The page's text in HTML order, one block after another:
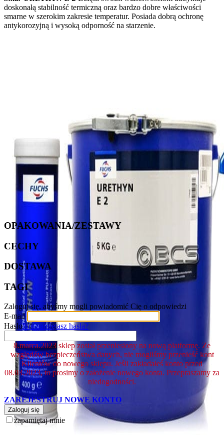
doskonałą stabilność termiczną oraz bardzo dobre właściwości
smarne w szerokim zakresie temperatur. Posiada dobrą ochronę
antykorozyjną i wysoką odporność na starzenie.
OPAKOWANIA/ZESTAWY
CECHY
DOSTAWA
TAGI
Zaloguj się, abyśmy mogli powiadomić Cię o odpowiedzi
E-mail
HasłoNie pamiętasz hasła?
8.marca.2023 sklep został przeniesiony na nową platformę. Ze
względów bezpieczeństwa danych, nie mogliśmy przenieść kont
Klientów do nowego sklepu. Jeśli zakładałeś konto przed
08.03.2023, to prosimy o założenie nowego konta. Przepraszamy za
niedogodności.
ZAREJESTRUJ NOWE KONTO
Zaloguj się
zapamiętaj mnie